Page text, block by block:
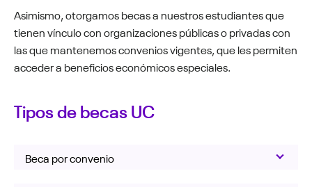
Asimismo, otorgamos becas a nuestros estudiantes que
tienen vínculo con organizaciones públicas o privadas con
las que mantenemos convenios vigentes, que les permiten
acceder a beneficios económicos especiales.
Tipos de becas UC
Beca por convenio